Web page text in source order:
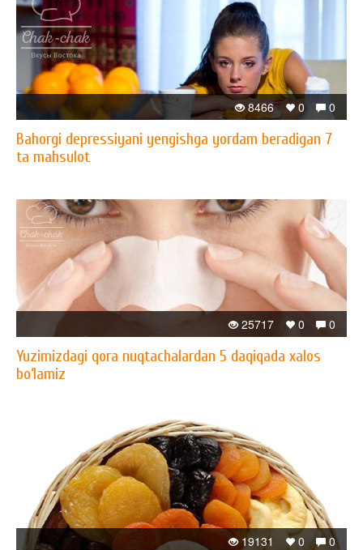
0
0
8466
Bahorgi depressiyani yengishga yordam beradigan 7
ta mahsulot
0
0
25717
Yuzimizdagi qora nuqtachalardan 5 daqiqada xalos
bo‘lamiz
0
0
19131